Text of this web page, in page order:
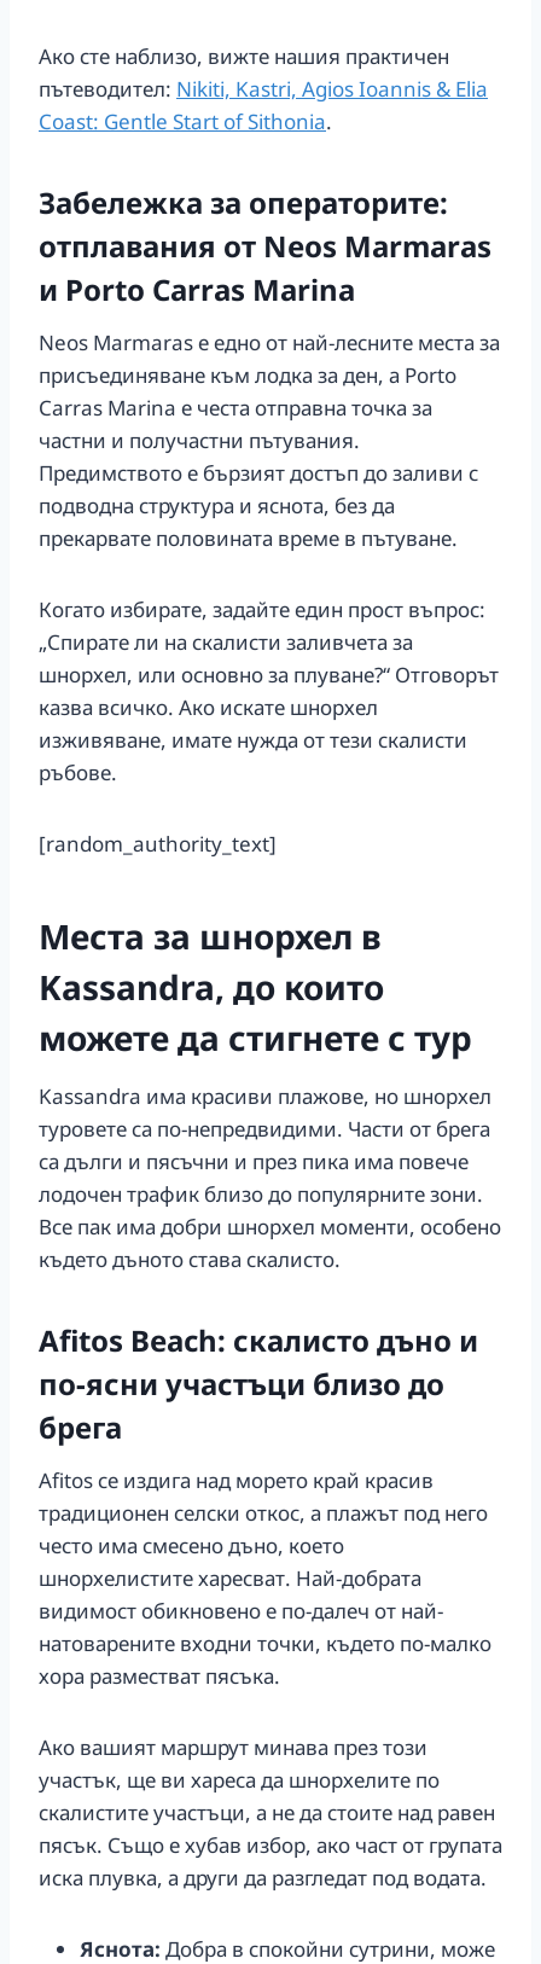
Ако сте наблизо, вижте нашия практичен
пътеводител: Nikiti, Kastri, Agios Ioannis & Elia
Coast: Gentle Start of Sithonia.
Забележка за операторите:
отплавания от Neos Marmaras
и Porto Carras Marina
Neos Marmaras е едно от най-лесните места за
присъединяване към лодка за ден, а Porto
Carras Marina е честа отправна точка за
частни и получастни пътувания.
Предимството е бързият достъп до заливи с
подводна структура и яснота, без да
прекарвате половината време в пътуване.
Когато избирате, задайте един прост въпрос:
„Спирате ли на скалисти заливчета за
шнорхел, или основно за плуване?“ Отговорът
казва всичко. Ако искате шнорхел
изживяване, имате нужда от тези скалисти
ръбове.
[random_authority_text]
Места за шнорхел в
Kassandra, до които
можете да стигнете с тур
Kassandra има красиви плажове, но шнорхел
туровете са по-непредвидими. Части от брега
са дълги и пясъчни и през пика има повече
лодочен трафик близо до популярните зони.
Все пак има добри шнорхел моменти, особено
където дъното става скалисто.
Afitos Beach: скалисто дъно и
по-ясни участъци близо до
брега
Afitos се издига над морето край красив
традиционен селски откос, а плажът под него
често има смесено дъно, което
шнорхелистите харесват. Най-добрата
видимост обикновено е по-далеч от най-
натоварените входни точки, където по-малко
хора разместват пясъка.
Ако вашият маршрут минава през този
участък, ще ви хареса да шнорхелите по
скалистите участъци, а не да стоите над равен
пясък. Също е хубав избор, ако част от групата
иска плувка, а други да разгледат под водата.
Яснота: Добра в спокойни сутрини, може